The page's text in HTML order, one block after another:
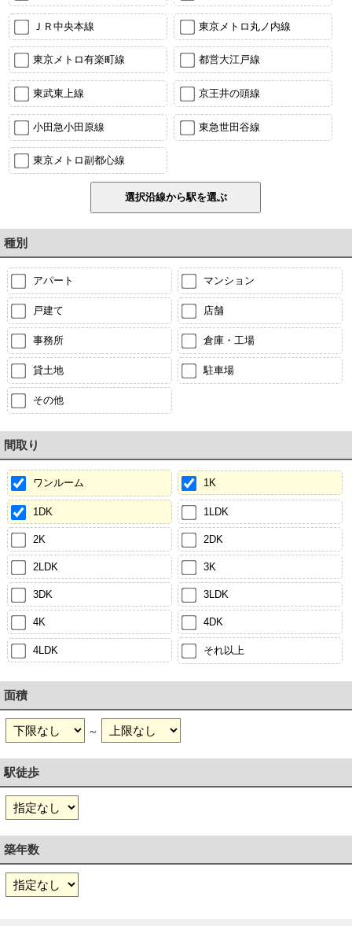
ＪＲ中央本線 東京メトロ丸ノ内線
東京メトロ有楽町線 都営大江戸線
東武東上線 京王井の頭線
小田急小田原線 東急世田谷線
東京メトロ副都心線
種別
アパート マンション
戸建て 店舗
事務所 倉庫・工場
貸土地 駐車場
その他
間取り
ワンルーム 1K
1DK 1LDK
2K 2DK
2LDK 3K
3DK 3LDK
4K 4DK
4LDK それ以上
面積
～
駅徒歩
築年数